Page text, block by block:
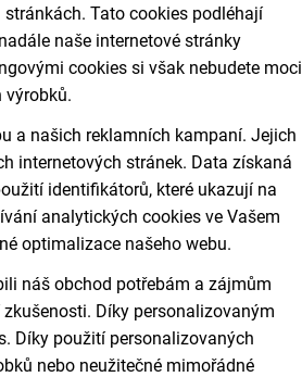
Tato cookies podléhají
naše internetové stránky
cookies si však nebudete moci
výrobků.
a našich reklamních kampaní. Jejich
internetových stránek. Data získaná
identifikátorů, které ukazují na
analytických cookies ve Vašem
optimalizace našeho webu.
náš obchod potřebám a zájmům
Díky personalizovaným
Díky použití personalizovaných
nebo neužitečné mimořádné